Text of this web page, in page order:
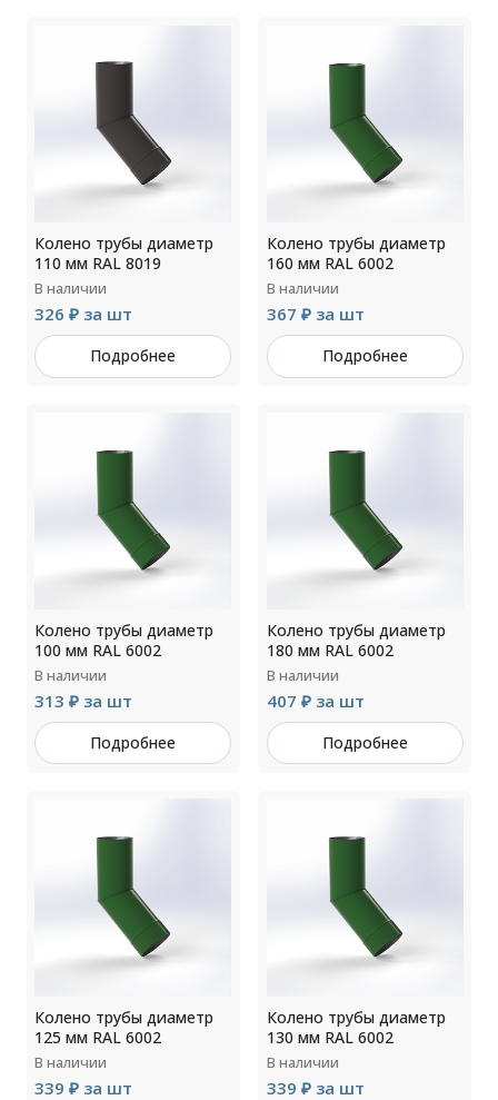
Колено трубы диаметр
110 мм RAL 8019
В наличии
326 ₽ за шт
Подробнее
Колено трубы диаметр
160 мм RAL 6002
В наличии
367 ₽ за шт
Подробнее
Колено трубы диаметр
100 мм RAL 6002
В наличии
313 ₽ за шт
Подробнее
Колено трубы диаметр
180 мм RAL 6002
В наличии
407 ₽ за шт
Подробнее
Колено трубы диаметр
125 мм RAL 6002
В наличии
339 ₽ за шт
Колено трубы диаметр
130 мм RAL 6002
В наличии
339 ₽ за шт